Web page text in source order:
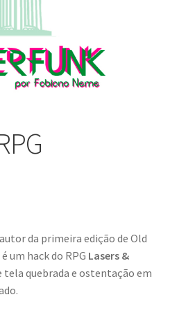
da primeira edição de Old
um hack do RPG Lasers &
tela quebrada e ostentação em